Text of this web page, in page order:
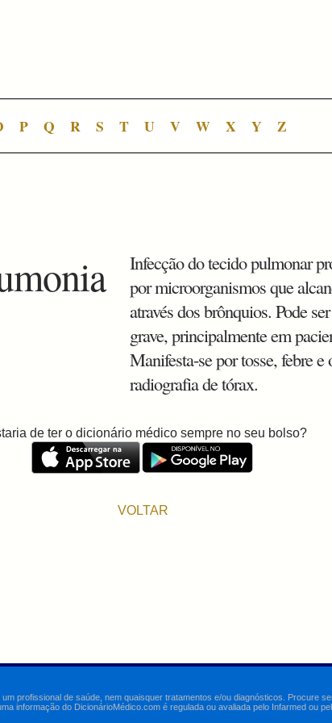
P Q R S T U V W X Y Z
Infecção do tecido pulmonar
por microorganismos que
através dos brônquios. Pode
grave, principalmente em
Manifesta-se por tosse, febre
radiografia de tórax.
de ter o dicionário médico sempre no seu bolso?
VOLTAR
profissional de saúde, nem quaisquer tratamentos e/ou diagnósticos. Procure
informação do DicionárioMédico.com é regulada ou avaliada pelo Infarmed ou